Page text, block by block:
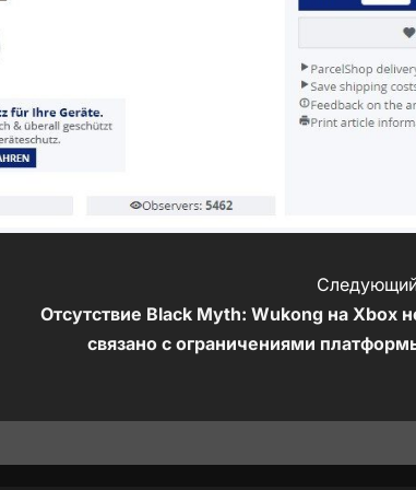
Отсутствие Black Myth: Wukong на Xbox
связано с ограничениями